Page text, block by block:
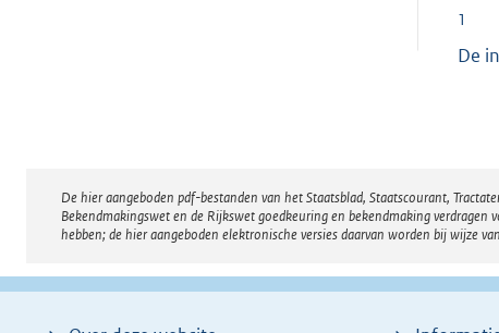
1
De
Disclaimer
De hier aangeboden pdf-bestanden van het Staatsblad, Staatscourant,
Bekendmakingswet en de Rijkswet goedkeuring en bekendmaking
hebben; de hier aangeboden elektronische versies daarvan worden bij wijze